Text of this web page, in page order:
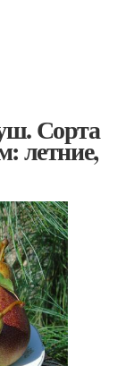
Сорта
летние,